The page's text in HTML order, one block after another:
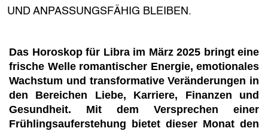
UND ANPASSUNGSFÄHIG BLEIBEN.
Das Horoskop für Libra im März 2025 bringt eine
frische Welle romantischer Energie, emotionales
Wachstum und transformative Veränderungen in
den Bereichen Liebe, Karriere, Finanzen und
Gesundheit. Mit dem Versprechen einer
Frühlingsauferstehung bietet dieser Monat den